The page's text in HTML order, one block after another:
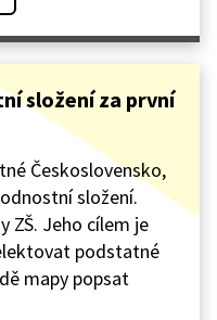
složení za první
Československo,
složení.
ZŠ. Jeho cílem je
podstatné
mapy popsat